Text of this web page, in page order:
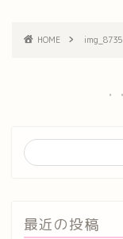
HOME img_8735
最近の投稿